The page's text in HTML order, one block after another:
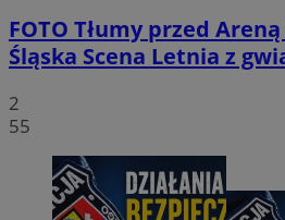
FOTO Tłumy przed
Śląska Scena Letnia z
2
55